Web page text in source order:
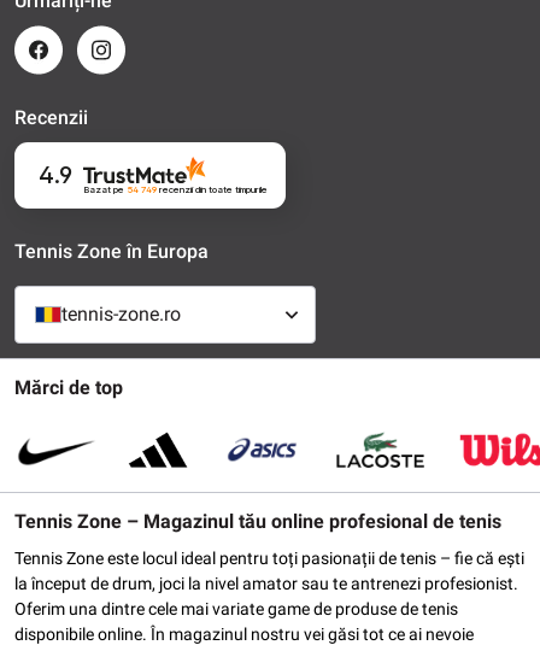
Mărci de top
Tennis Zone – Magazinul tău online profesional de tenis
Tennis Zone este locul ideal pentru toți pasionații de tenis – fie că ești
la început de drum, joci la nivel amator sau te antrenezi profesionist.
Oferim una dintre cele mai variate game de produse de tenis
disponibile online. În magazinul nostru vei găsi tot ce ai nevoie
Recenzii
4.9
Bazat pe 54 749recenziidin toate timpurile
Tennis Zone în Europa
tennis-zone.ro